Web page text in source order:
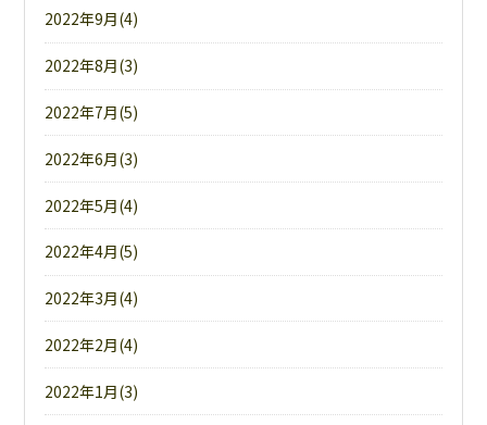
2022年9月(4)
2022年8月(3)
2022年7月(5)
2022年6月(3)
2022年5月(4)
2022年4月(5)
2022年3月(4)
2022年2月(4)
2022年1月(3)